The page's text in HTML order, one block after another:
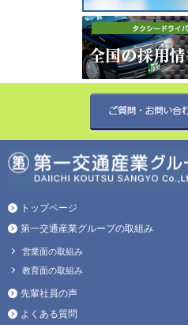
トップページ
第一交通産業グループの取組み
営業面の取組み
教育面の取組み
先輩社員の声
よくある質問